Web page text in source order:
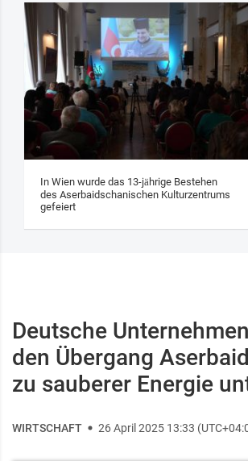
In Wien wurde das 13‑jährige Bestehen
des Aserbaidschanischen Kulturzentrums
gefeiert
Deutsche
den Übergang
zu sauberer Energie
WIRTSCHAFT 26 April 2025 13:33